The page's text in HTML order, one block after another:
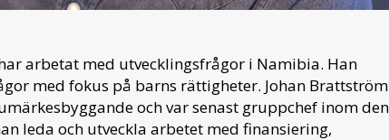
arbetat med utvecklingsfrågor i Namibia. Han
med fokus på barns rättigheter. Johan Brattström
och var senast gruppchef inom den
leda och utveckla arbetet med finansiering,